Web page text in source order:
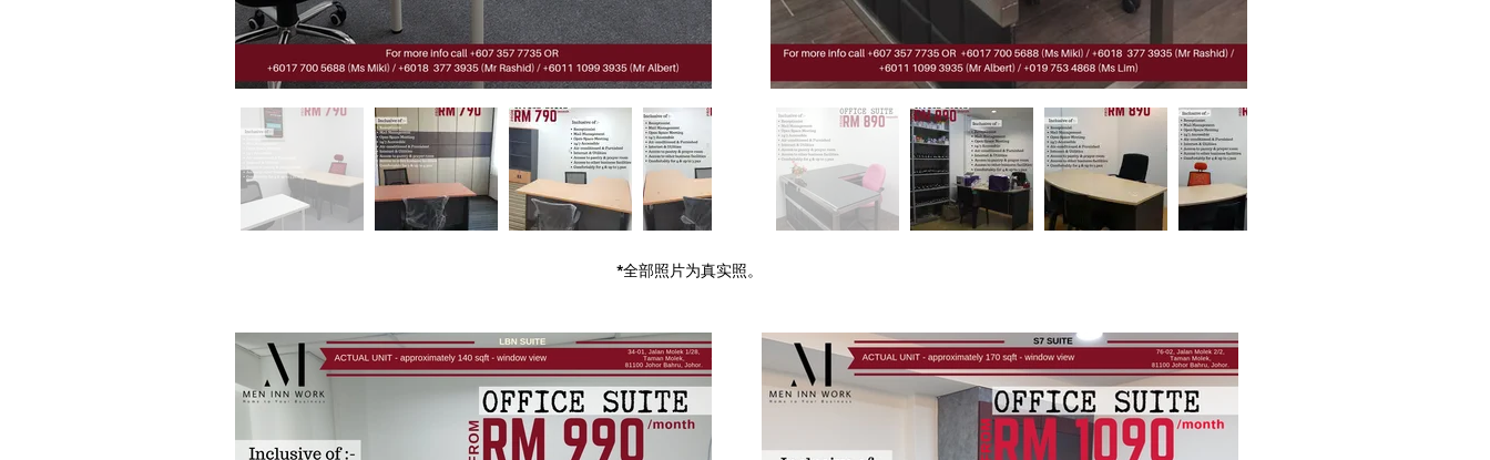
*全部照片为真实照。